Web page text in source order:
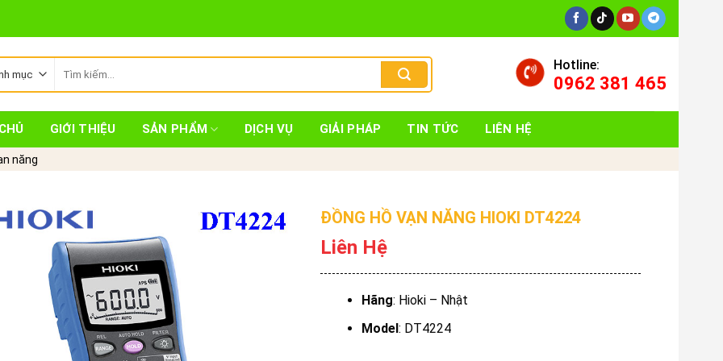
kiếm:
Hotline:
0962 381 465
GIỚI THIỆU SẢN PHẨM DỊCH VỤ GIẢI PHÁP TIN TỨC LIÊN HỆ
năng
ĐỒNG HỒ VẠN NĂNG HIOKI DT4224
Liên Hệ
Hãng: Hioki – Nhật
Model: DT4224